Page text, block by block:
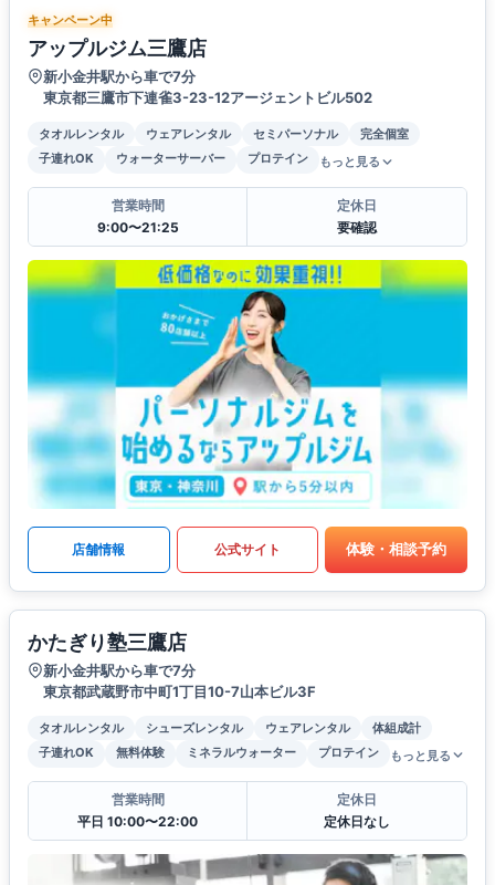
キャンペーン中
アップルジム三鷹店
新小金井駅から車で7分
東京都三鷹市下連雀3-23-12アージェントビル502
タオルレンタル ウェアレンタル セミパーソナル
完全個室
子連れOK
ウォーターサーバー プロテイン もっと見る
営業時間
9:00〜21:25
定休日
要確認
店舗情報 公式サイト 体験・相談予約
かたぎり塾三鷹店
新小金井駅から車で7分
東京都武蔵野市中町1丁目10-7山本ビル3F
タオルレンタル シューズレンタル ウェアレンタル
体組成計
子連れOK
無料体験 ミネラルウォーター プロテイン もっと見る
営業時間
平日 10:00〜22:00
定休日
定休日なし